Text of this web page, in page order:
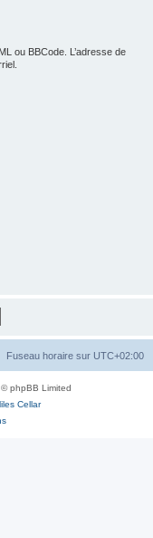
ou BBCode. L’adresse de
Fuseau horaire sur UTC+02:00
phpBB Limited
Cellar